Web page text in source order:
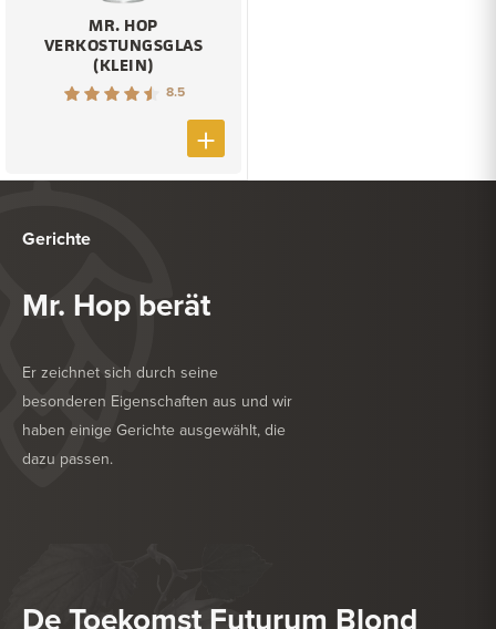
MR. HOP
VERKOSTUNGSGLAS
(KLEIN)
8.5
Gerichte
Mr. Hop berät
Er zeichnet sich durch seine
besonderen Eigenschaften aus und wir
haben einige Gerichte ausgewählt, die
dazu passen.
KÖSTLICH ZU
De Toekomst Futurum Blond